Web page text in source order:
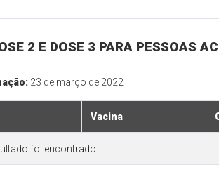
2 E DOSE 3 PARA PESSOAS
23 de março de 2022
Vacina
foi encontrado.